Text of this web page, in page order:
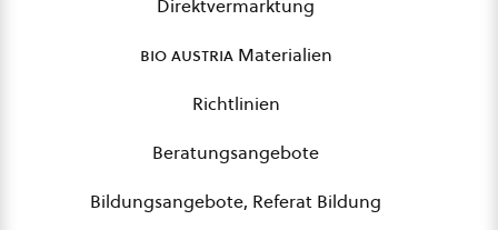
Direktvermarktung
bio austriaMaterialien
Richtlinien
Beratungsangebote
Bildungsangebote, Referat Bildung